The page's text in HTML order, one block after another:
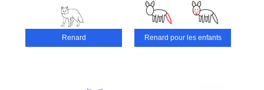
Renard Renard pour les enfants